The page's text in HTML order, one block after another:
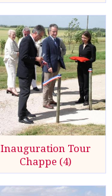
Inauguration Tour
Chappe (4)